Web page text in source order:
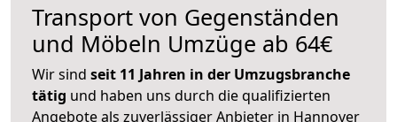
Transport von Gegenständen
und Möbeln Umzüge ab 64€
Wir sind seit 11 Jahren in der Umzugsbranche
tätig und haben uns durch die qualifizierten
Angebote als zuverlässiger Anbieter in Hannover